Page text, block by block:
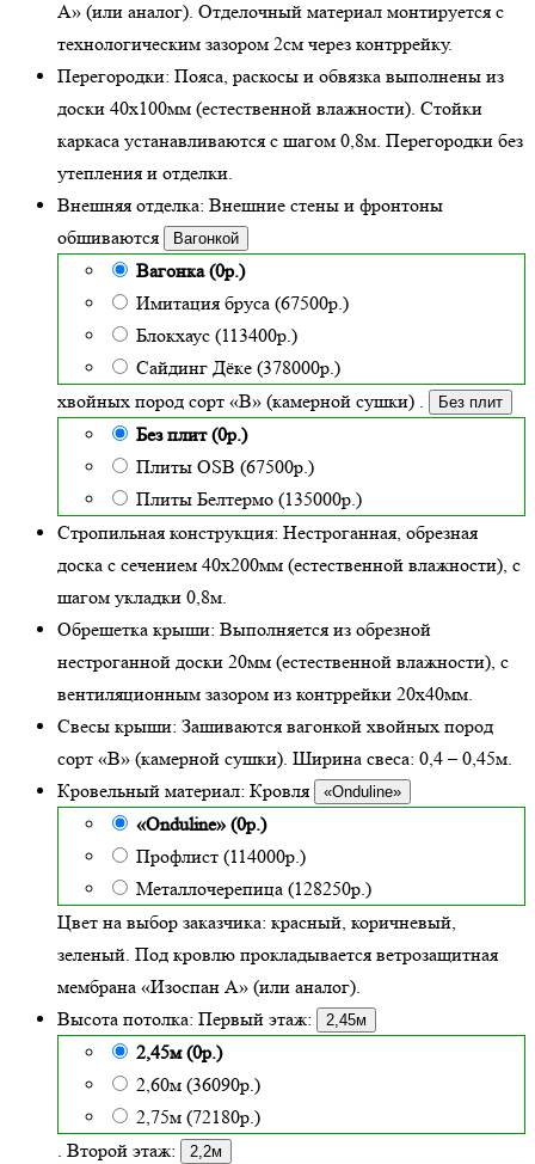
А» (или аналог). Отделочный материал монтируется с
технологическим зазором 2см через контррейку.
Перегородки: Пояса, раскосы и обвязка выполнены из
доски 40х100мм (естественной влажности). Стойки
каркаса устанавливаются с шагом 0,8м. Перегородки без
утепления и отделки.
Внешняя отделка: Внешние стены и фронтоны
обшиваются
Вагонкой
Вагонка (0р.)
Имитация бруса (67500р.)
Блокхаус (113400р.)
Сайдинг Дёке (378000р.)
хвойных пород сорт «В» (камерной сушки) . Без плит
Без плит (0р.)
Плиты OSB (67500р.)
Плиты Белтермо (135000р.)
Стропильная конструкция: Нестроганная, обрезная
доска с сечением 40х200мм (естественной влажности), с
шагом укладки 0,8м.
Обрешетка крыши: Выполняется из обрезной
нестроганной доски 20мм (естественной влажности), с
вентиляционным зазором из контррейки 20х40мм.
Свесы крыши: Зашиваются вагонкой хвойных пород
сорт «В» (камерной сушки). Ширина свеса: 0,4 – 0,45м.
Кровельный материал: Кровля «Onduline»
«Onduline» (0р.)
Профлист (114000р.)
Металлочерепица (128250р.)
Цвет на выбор заказчика: красный, коричневый,
зеленый. Под кровлю прокладывается ветрозащитная
мембрана «Изоспан А» (или аналог).
Высота потолка: Первый этаж: 2,45м
2,45м (0р.)
2,60м (36090р.)
2,75м (72180р.)
. Второй этаж:
2,2м